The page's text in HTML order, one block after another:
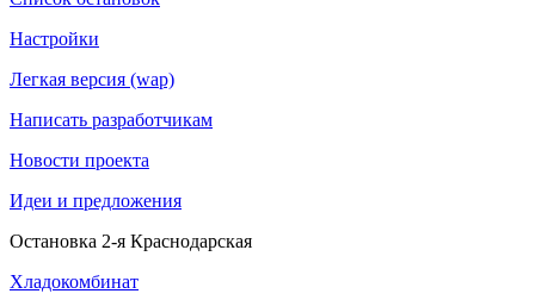
Настройки
Легкая версия (wap)
Написать разработчикам
Новости проекта
Идеи и предложения
Остановка 2-я Краснодарская
Хладокомбинат